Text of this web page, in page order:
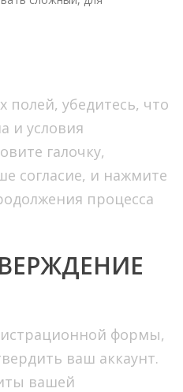
полей, убедитесь, что
и условия
галочку,
согласие, и нажмите
процесса
формы,
ваш аккаунт.
вашей